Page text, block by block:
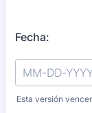
Fecha:
Esta versión